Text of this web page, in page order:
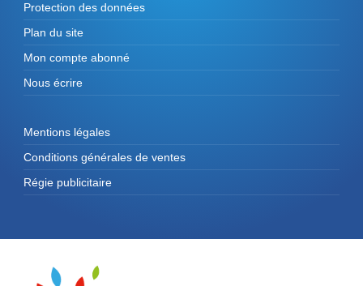
Protection des données
Plan du site
Mon compte abonné
Nous écrire
Mentions légales
Conditions générales de ventes
Régie publicitaire